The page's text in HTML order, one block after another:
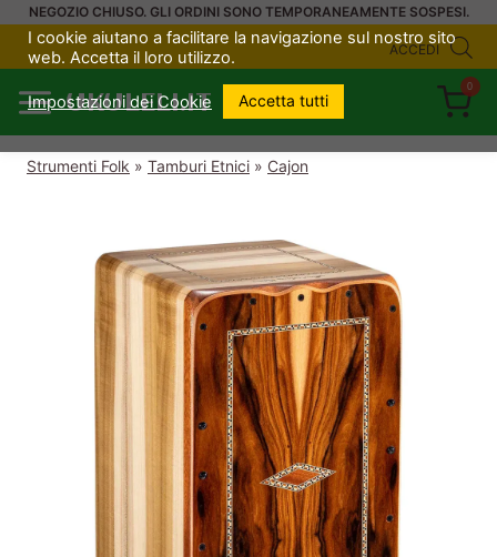
SaltaNEGOZIO CHIUSO. GLI ORDINI SONO TEMPORANEAMENTE SOSPESI.
ACCEDI
UKULELI.IT
0
Strumenti Folk » Tamburi Etnici » Cajon
I cookie aiutano a facilitare la navigazione sul nostro sito
web. Accetta il loro utilizzo.
Impostazioni dei Cookie Accetta tutti